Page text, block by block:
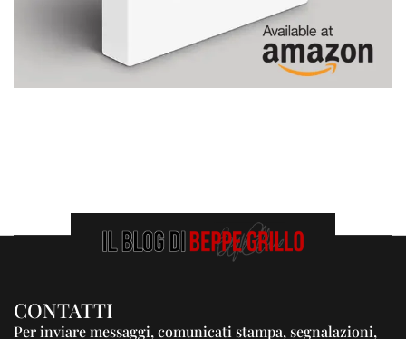
CONTATTI
Per inviare messaggi, comunicati stampa, segnalazioni,